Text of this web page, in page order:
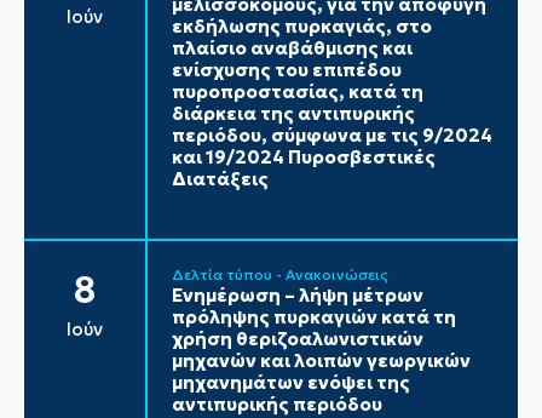
Ιούν
μελισσοκόμους, για την αποφυγή
εκδήλωσης πυρκαγιάς, στο
πλαίσιο αναβάθμισης και
ενίσχυσης του επιπέδου
πυροπροστασίας, κατά τη
διάρκεια της αντιπυρικής
περιόδου, σύμφωνα με τις 9/2024
και 19/2024 Πυροσβεστικές
Διατάξεις
8
Ιούν
Δελτία τύπου - Ανακοινώσεις
Ενημέρωση – λήψη μέτρων
πρόληψης πυρκαγιών κατά τη
χρήση θεριζοαλωνιστικών
μηχανών και λοιπών γεωργικών
μηχανημάτων ενόψει της
αντιπυρικής περιόδου